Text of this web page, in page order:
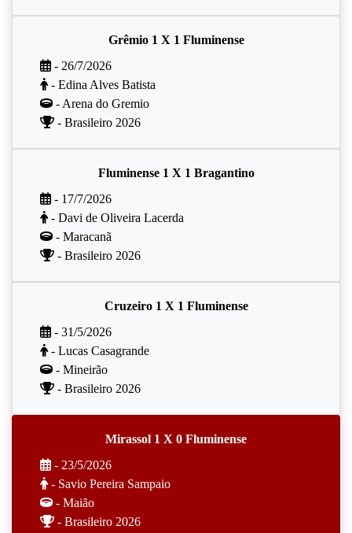
Grêmio 1 X 1 Fluminense
- 26/7/2026
- Edina Alves Batista
- Arena do Gremio
- Brasileiro 2026
Fluminense 1 X 1 Bragantino
- 17/7/2026
- Davi de Oliveira Lacerda
- Maracanã
- Brasileiro 2026
Cruzeiro 1 X 1 Fluminense
- 31/5/2026
- Lucas Casagrande
- Mineirão
- Brasileiro 2026
Mirassol 1 X 0 Fluminense
- 23/5/2026
- Savio Pereira Sampaio
- Maião
- Brasileiro 2026